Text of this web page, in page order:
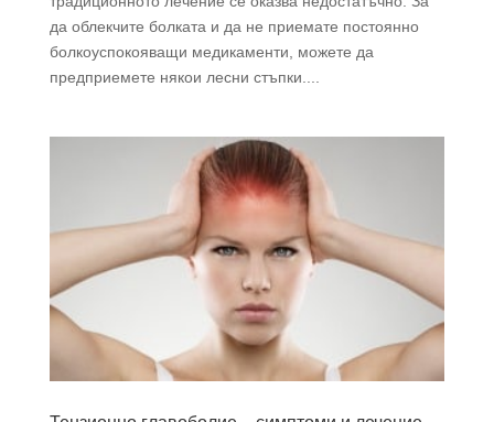
да облекчите болката и да не приемате постоянно
болкоуспокояващи медикаменти, можете да
предприемете някои лесни стъпки....